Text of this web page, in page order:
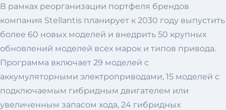
В рамках реорганизации портфеля брендов
компания Stellantis планирует к 2030 году выпустить
более 60 новых моделей и внедрить 50 крупных
обновлений моделей всех марок и типов привода.
Программа включает 29 моделей с
аккумуляторными электроприводами, 15 моделей с
подключаемым гибридным двигателем или
увеличенным запасом хода, 24 гибридных